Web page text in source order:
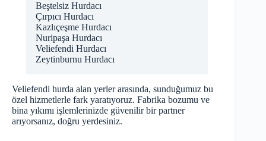
Beştelsiz Hurdacı
Çırpıcı Hurdacı
Kazlıçeşme Hurdacı
Nuripaşa Hurdacı
Veliefendi Hurdacı
Zeytinburnu Hurdacı
Veliefendi hurda alan yerler arasında, sunduğumuz bu
özel hizmetlerle fark yaratıyoruz. Fabrika bozumu ve
bina yıkımı işlemlerinizde güvenilir bir partner
arıyorsanız, doğru yerdesiniz.